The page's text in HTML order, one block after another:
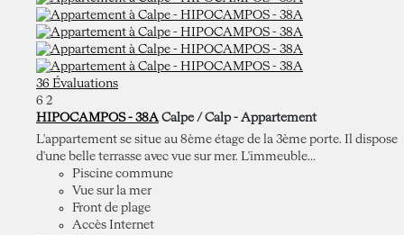
36 Évaluations
6 2
HIPOCAMPOS - 38A Calpe / Calp - Appartement
L'appartement se situe au 8ème étage de la 3ème porte. Il dispose
d'une belle terrasse avec vue sur mer. L'immeuble...
Piscine commune
Vue sur la mer
Front de plage
Accès Internet